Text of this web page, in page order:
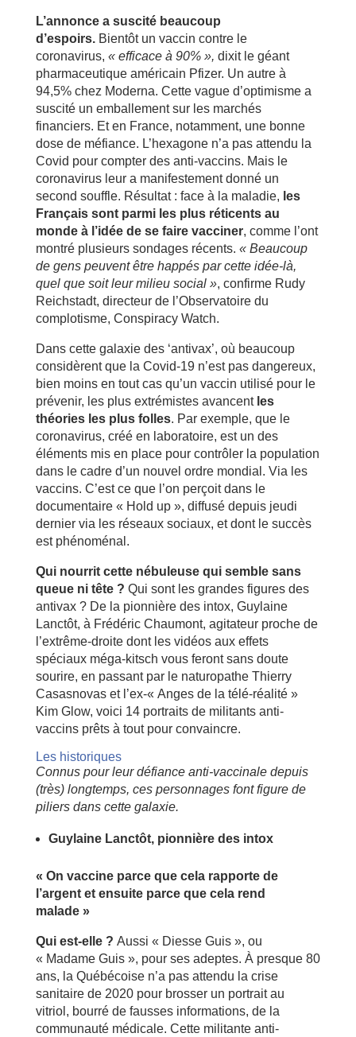
L’annonce a suscité beaucoup
d’espoirs.Bientôt un vaccin contre le
coronavirus, « efficace à 90% », dixit le géant
pharmaceutique américain Pfizer. Un autre à
94,5% chez Moderna. Cette vague d’optimisme a
suscité un emballement sur les marchés
financiers. Et en France, notamment, une bonne
dose de méfiance. L’hexagone n’a pas attendu la
Covid pour compter des anti-vaccins. Mais le
coronavirus leur a manifestement donné un
second souffle. Résultat : face à la maladie, les
Français sont parmi les plus réticents au
monde à l’idée de se faire vacciner, comme l’ont
montré plusieurs sondages récents. « Beaucoup
de gens peuvent être happés par cette idée-là,
quel que soit leur milieu social », confirme Rudy
Reichstadt, directeur de l’Observatoire du
complotisme, Conspiracy Watch.
Dans cette galaxie des ‘antivax’, où beaucoup
considèrent que la Covid-19 n’est pas dangereux,
bien moins en tout cas qu’un vaccin utilisé pour le
prévenir, les plus extrémistes avancent les
théories les plus folles. Par exemple, que le
coronavirus, créé en laboratoire, est un des
éléments mis en place pour contrôler la population
dans le cadre d’un nouvel ordre mondial. Via les
vaccins. C’est ce que l’on perçoit dans le
documentaire « Hold up », diffusé depuis jeudi
dernier via les réseaux sociaux, et dont le succès
est phénoménal.
Qui nourrit cette nébuleuse qui semble sans
queue ni tête ? Qui sont les grandes figures des
antivax ? De la pionnière des intox, Guylaine
Lanctôt, à Frédéric Chaumont, agitateur proche de
l’extrême-droite dont les vidéos aux effets
spéciaux méga-kitsch vous feront sans doute
sourire, en passant par le naturopathe Thierry
Casasnovas et l’ex-« Anges de la télé-réalité »
Kim Glow, voici 14 portraits de militants anti-
vaccins prêts à tout pour convaincre.
Les historiques
Connus pour leur défiance anti-vaccinale depuis
(très) longtemps, ces personnages font figure de
piliers dans cette galaxie.
Guylaine Lanctôt, pionnière des intox
« On vaccine parce que cela rapporte de
l’argent et ensuite parce que cela rend
malade »
Qui est-elle ? Aussi « Diesse Guis », ou
« Madame Guis », pour ses adeptes. À presque 80
ans, la Québécoise n’a pas attendu la crise
sanitaire de 2020 pour brosser un portrait au
vitriol, bourré de fausses informations, de la
communauté médicale. Cette militante anti-